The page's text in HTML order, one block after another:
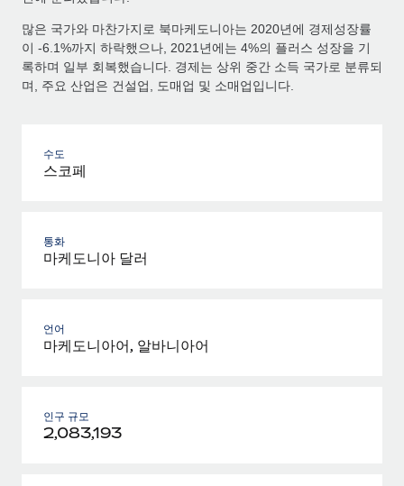
많은 국가와 마찬가지로 북마케도니아는 2020년에 경제성장률
이 -6.1%까지 하락했으나, 2021년에는 4%의 플러스 성장을 기
록하며 일부 회복했습니다. 경제는 상위 중간 소득 국가로 분류되
며, 주요 산업은 건설업, 도매업 및 소매업입니다.
수도
스코페
통화
마케도니아 달러
언어
마케도니아어, 알바니아어
인구 규모
2,083,193